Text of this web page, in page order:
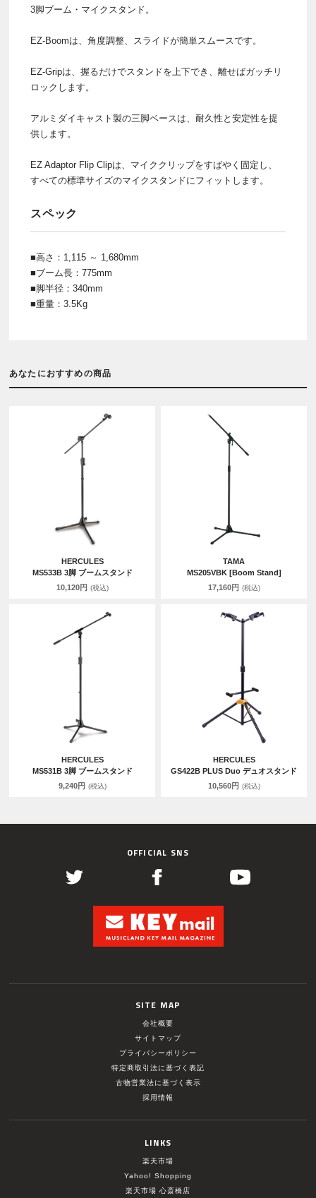
3脚ブーム・マイクスタンド。
EZ-Boomは、角度調整、スライドが簡単スムースです。
EZ-Gripは、握るだけでスタンドを上下でき、離せばガッチリ
ロックします。
アルミダイキャスト製の三脚ベースは、耐久性と安定性を提
供します。
EZ Adaptor Flip Clipは、マイククリップをすばやく固定し、
すべての標準サイズのマイクスタンドにフィットします。
スペック
■高さ：1,115 ～ 1,680mm
■ブーム長：775mm
■脚半径：340mm
■重量：3.5Kg
あなたにおすすめの商品
HERCULES
MS533B 3脚 ブームスタンド
10,120円 (税込)
TAMA
MS205VBK [Boom Stand]
17,160円 (税込)
HERCULES
MS531B 3脚 ブームスタンド
9,240円 (税込)
HERCULES
GS422B PLUS Duo デュオスタンド
10,560円 (税込)
OFFICIAL SNS
SITE MAP
会社概要
サイトマップ
プライバシーポリシー
特定商取引法に基づく表記
古物営業法に基づく表示
採用情報
LINKS
楽天市場
Yahoo! Shopping
楽天市場 心斎橋店